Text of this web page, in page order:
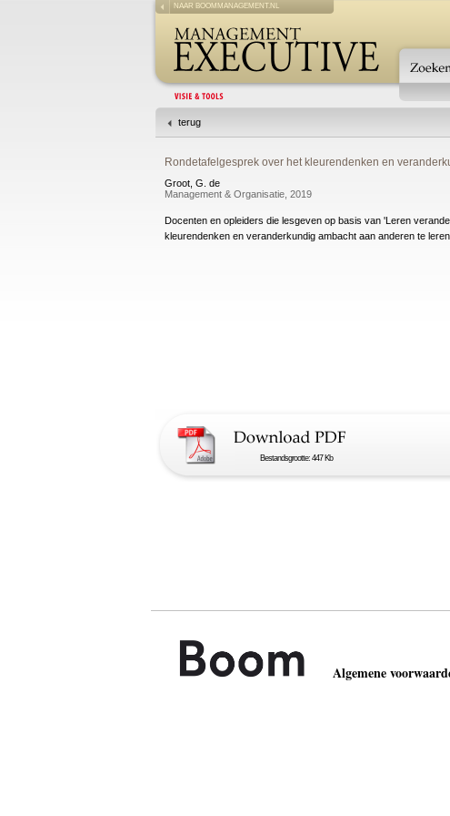
NAAR BOOMMANAGEMENT.NL
terug
Rondetafelgesprek over het kleurendenken en
Groot, G. de
Management & Organisatie, 2019
Docenten en opleiders die lesgeven op basis van 'Leren
kleurendenken en veranderkundig ambacht aan anderen te
Bestandsgrootte: 447 Kb
Algemene